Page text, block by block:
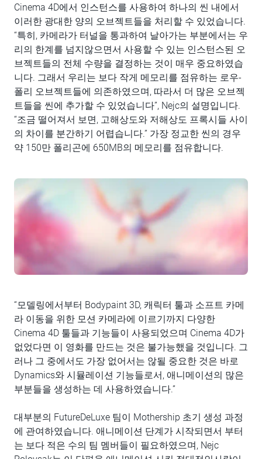
Cinema 4D에서 인스턴스를 사용하여 하나의 씬 내에서
이러한 광대한 양의 오브젝트들을 처리할 수 있었습니다.
“특히, 카메라가 터널을 통과하여 날아가는 부분에서는 우
리의 한계를 넘지않으면서 사용할 수 있는 인스턴스된 오
브젝트들의 전체 수량을 결정하는 것이 매우 중요하였습
니다. 그래서 우리는 보다 작게 메모리를 점유하는 로우-
폴리 오브젝트들에 의존하였으며, 따라서 더 많은 오브젝
트들을 씬에 추가할 수 있었습니다”, Nejc의 설명입니다.
“조금 떨어져서 보면, 고해상도와 저해상도 프록시들 사이
의 차이를 분간하기 어렵습니다.” 가장 정교한 씬의 경우
약 150만 폴리곤에 650MB의 메모리를 점유합니다.
“모델링에서부터 Bodypaint 3D, 캐릭터 툴과 소프트 카메
라 이동을 위한 모션 카메라에 이르기까지 다양한
Cinema 4D 툴들과 기능들이 사용되었으며 Cinema 4D가
없었다면 이 영화를 만드는 것은 불가능했을 것입니다. 그
러나 그 중에서도 가장 없어서는 않될 중요한 것은 바로
Dynamics와 시뮬레이션 기능들로서, 애니메이션의 많은
부분들을 생성하는 데 사용하였습니다.”
대부분의 FutureDeLuxe 팀이 Mothership 초기 생성 과정
에 관여하였습니다. 애니메이션 단계가 시작되면서 부터
는 보다 적은 수의 팀 멤버들이 필요하였으며, Nejc